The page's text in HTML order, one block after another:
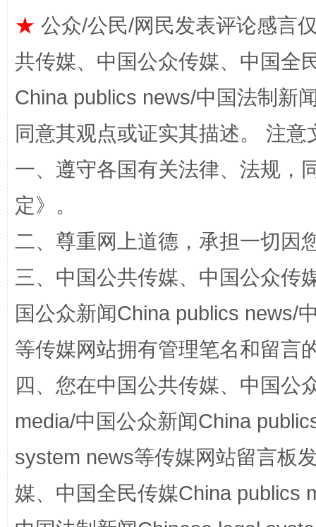
解纷+调解+退费，一次搞定
站台名比不上好声名
漫山遍野的桃花与雪山、麦地、白藏房 除
★ 公众/公民/网民发表评论感言
共传媒、中国公众传媒、中国全
China publics news/中国法制新
同意其观点或证实其描述。 注
一、遵守各国有关法律、法规，
定》。
二、尊重网上道德，承担一切因
三、中国公共传媒、中国公众传
国公众新闻China publics news/
等传媒网站拥有管理笔名和留言
四、您在中国公共传媒、中国公
media/中国公众新闻China
system news等传媒网站留言板
媒、中国全民传媒China publics